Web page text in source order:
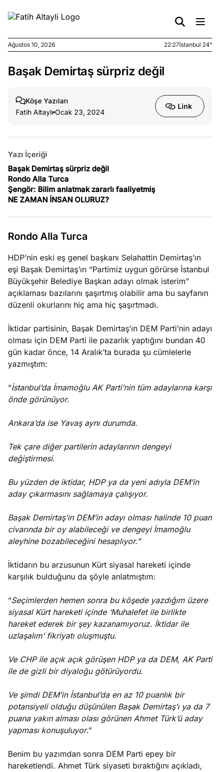
Ağustos
kirli
Ağustos
6, 2026
yasalar
5, 2026
caiz
Köşe
Yazıları
Spor
Yazıları
Yazıları
Ağustos 10, 2026 22:27İstanbul 24°
Başak Demirtaş sürpriz değil
Köşe Yazıları
Fatih Altaylı Ocak 23, 2024
Link
Yazı İçeriği
Başak Demirtaş sürpriz değil
Rondo Alla Turca
Şengör: Bilim anlatmak zararlı faaliyetmiş
NE ZAMAN İNSAN OLURUZ?
Rondo Alla Turca
HDP’nin eski eş genel başkanı Selahattin Demirtaş’ın
eşi Başak Demirtaş’ın “Partimiz uygun görürse İstanbul
Büyükşehir Belediye Başkan adayı olmak isterim”
açıklaması bazılarını şaşırtmış olabilir ama bu sayfanın
düzenli okurlarını hiç ama hiç şaşırtmadı.
İktidar partisinin, Başak Demirtaş’ın DEM Parti’nin adayı
olması için DEM Parti ile pazarlık yaptığını bundan 40
gün kadar önce, 14 Aralık’ta burada şu cümlelerle
yazmıştım:
“İstanbul’da İmamoğlu AK Parti’nin tüm adaylarına karşı
önde görünüyor.
Ankara’da ise Yavaş aynı durumda.
Tek çare diğer partilerin adaylarının dengeyi
değiştirmesi.
Bu yüzden de iktidar, HDP ya da yeni adıyla DEM’in
aday çıkarmasını sağlamaya çalışıyor.
Başak Demirtaş’ın DEM’in adayı olması halinde 10 puan
civarında bir oy alabileceği ve dengeyi İmamoğlu
aleyhine bozabileceğini hesaplıyor.”
İktidarın bu arzusunun Kürt siyasal hareketi içinde
karşılık bulduğunu da şöyle anlatmıştım:
“Seçimlerden hemen sonra bu köşede yazdığım üzere
siyasal Kürt hareketi içinde ‘Muhalefet ile birlikte
hareket ederek bir şey kazanamıyoruz. İktidar ile
uzlaşalım’ fikriyatı oluşmuştu.
Ve CHP ile açık açık görüşen HDP ya da DEM, AK Parti
ile de gizli bir diyaloğu götürüyordu.
Ve şimdi DEM’in İstanbul’da en az 10 puanlık bir
potansiyeli olduğu düşünülen Başak Demirtaş’ı ya da 7
puana yakın alması olası görünen Ahmet Türk’ü aday
yapması konuşuluyor.”
Benim bu yazımdan sonra DEM Parti epey bir
hareketlendi. Ahmet Türk siyaseti bıraktığını açıkladı,